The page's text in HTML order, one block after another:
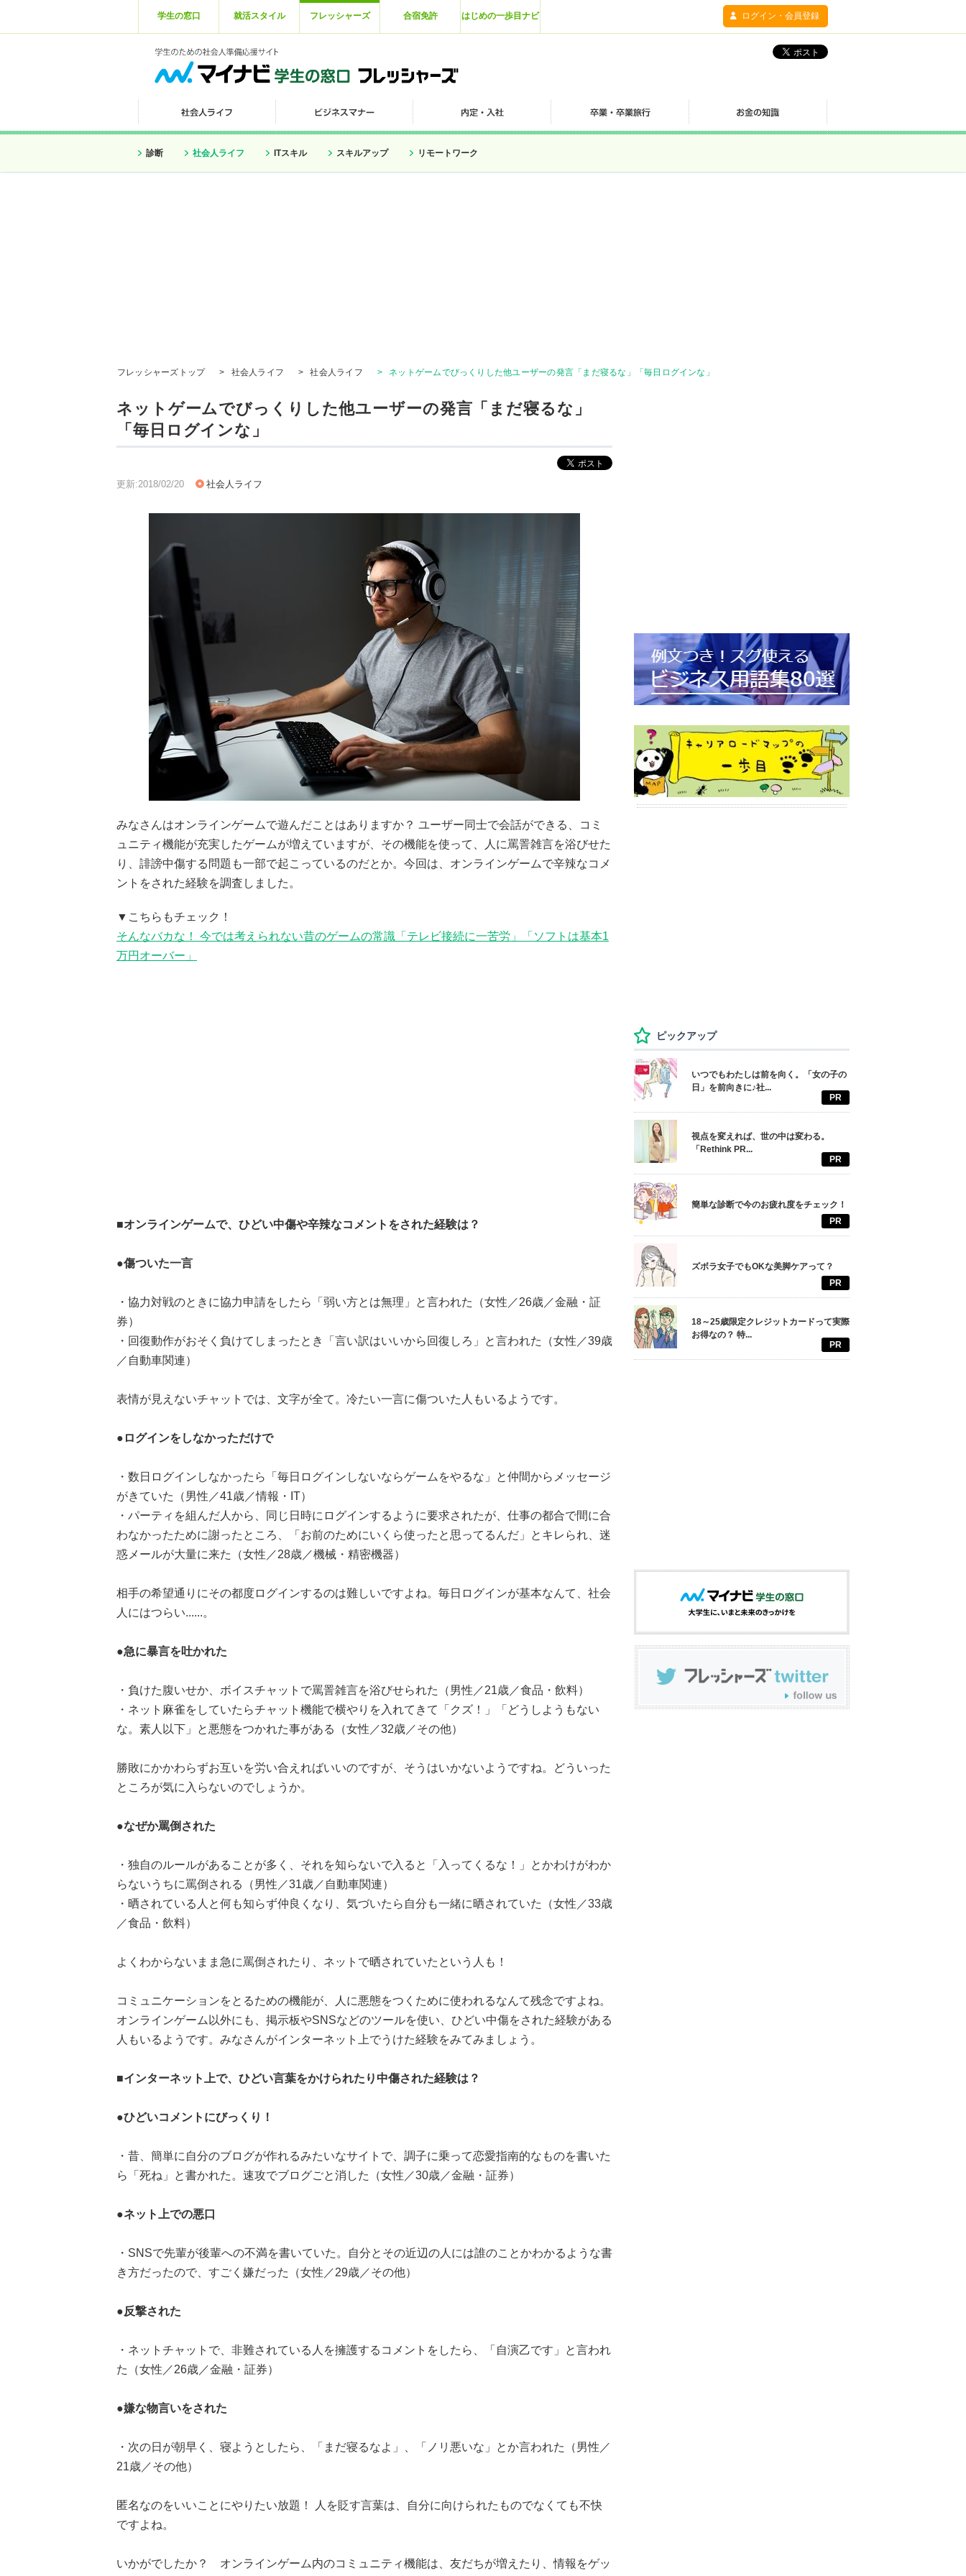
学生の窓口 就活スタイル フレッシャーズ 合宿免許 はじめの一歩目ナビ ログイン・会員登録
診断 社会人ライフ ITスキル スキルアップ リモートワーク
フレッシャーズトップ > 社会人ライフ > 社会人ライフ > ネットゲームでびっくりした他ユーザーの発言「まだ寝るな」「毎日ログインな」
ネットゲームでびっくりした他ユーザーの発言「まだ寝るな」
「毎日ログインな」
更新:2018/02/20 社会人ライフ
みなさんはオンラインゲームで遊んだことはありますか？ ユーザー同士で会話ができる、コミ
ュニティ機能が充実したゲームが増えていますが、その機能を使って、人に罵詈雑言を浴びせた
り、誹謗中傷する問題も一部で起こっているのだとか。今回は、オンラインゲームで辛辣なコメ
ントをされた経験を調査しました。
▼こちらもチェック！
そんなバカな！ 今では考えられない昔のゲームの常識「テレビ接続に一苦労」「ソフトは基本1
万円オーバー」
■オンラインゲームで、ひどい中傷や辛辣なコメントをされた経験は？
●傷ついた一言
・協力対戦のときに協力申請をしたら「弱い方とは無理」と言われた（女性／26歳／金融・証
券）
・回復動作がおそく負けてしまったとき「言い訳はいいから回復しろ」と言われた（女性／39歳
／自動車関連）
表情が見えないチャットでは、文字が全て。冷たい一言に傷ついた人もいるようです。
●ログインをしなかっただけで
・数日ログインしなかったら「毎日ログインしないならゲームをやるな」と仲間からメッセージ
がきていた（男性／41歳／情報・IT）
・パーティを組んだ人から、同じ日時にログインするように要求されたが、仕事の都合で間に合
わなかったために謝ったところ、「お前のためにいくら使ったと思ってるんだ」とキレられ、迷
惑メールが大量に来た（女性／28歳／機械・精密機器）
相手の希望通りにその都度ログインするのは難しいですよね。毎日ログインが基本なんて、社会
人にはつらい......。
●急に暴言を吐かれた
・負けた腹いせか、ボイスチャットで罵詈雑言を浴びせられた（男性／21歳／食品・飲料）
・ネット麻雀をしていたらチャット機能で横やりを入れてきて「クズ！」「どうしようもない
な。素人以下」と悪態をつかれた事がある（女性／32歳／その他）
勝敗にかかわらずお互いを労い合えればいいのですが、そうはいかないようですね。どういった
ところが気に入らないのでしょうか。
●なぜか罵倒された
・独自のルールがあることが多く、それを知らないで入ると「入ってくるな！」とかわけがわか
らないうちに罵倒される（男性／31歳／自動車関連）
・晒されている人と何も知らず仲良くなり、気づいたら自分も一緒に晒されていた（女性／33歳
／食品・飲料）
よくわからないまま急に罵倒されたり、ネットで晒されていたという人も！
コミュニケーションをとるための機能が、人に悪態をつくために使われるなんて残念ですよね。
オンラインゲーム以外にも、掲示板やSNSなどのツールを使い、ひどい中傷をされた経験がある
人もいるようです。みなさんがインターネット上でうけた経験をみてみましょう。
■インターネット上で、ひどい言葉をかけられたり中傷された経験は？
●ひどいコメントにびっくり！
・昔、簡単に自分のブログが作れるみたいなサイトで、調子に乗って恋愛指南的なものを書いた
ら「死ね」と書かれた。速攻でブログごと消した（女性／30歳／金融・証券）
●ネット上での悪口
・SNSで先輩が後輩への不満を書いていた。自分とその近辺の人には誰のことかわかるような書
き方だったので、すごく嫌だった（女性／29歳／その他）
●反撃された
・ネットチャットで、非難されている人を擁護するコメントをしたら、「自演乙です」と言われ
た（女性／26歳／金融・証券）
●嫌な物言いをされた
・次の日が朝早く、寝ようとしたら、「まだ寝るなよ」、「ノリ悪いな」とか言われた（男性／
21歳／その他）
匿名なのをいいことにやりたい放題！ 人を貶す言葉は、自分に向けられたものでなくても不快
ですよね。
いかがでしたか？ オンラインゲーム内のコミュニティ機能は、友だちが増えたり、情報をゲッ
ピックアップ
いつでもわたしは前を向く。「女の子の
日」を前向きに♪社...
PR
視点を変えれば、世の中は変わる。
「Rethink PR...
PR
簡単な診断で今のお疲れ度をチェック！
PR
ズボラ女子でもOKな美脚ケアって？
PR
18～25歳限定クレジットカードって実際
お得なの？ 特...
PR